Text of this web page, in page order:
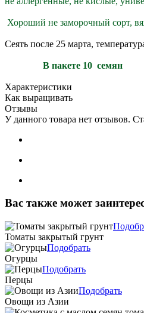
Хороший не заморочный сорт,
Сеять после 25 марта,
В пакете 10 семян
Характеристики
Как выращивать
Отзывы
У данного товара нет отзывов.
Вас также может
Томаты закрытый грунт
Огурцы
Подобрать
Перцы
Подобрать
Овощи из Азии
Подобрать